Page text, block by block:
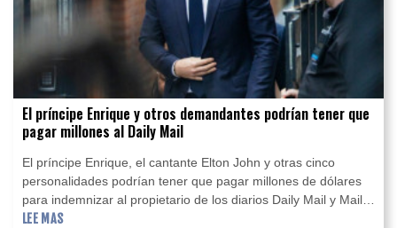
El príncipe Enrique y otros demandantes podrían tener que
pagar millones al Daily Mail
El príncipe Enrique, el cantante Elton John y otras cinco
personalidades podrían tener que pagar millones de dólares
para indemnizar al propietario de los diarios Daily Mail y Mail
On Sunday, contra quien perdieron un juicio a principios de
LEE MAS